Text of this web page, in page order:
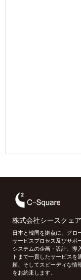
株式会社シースクェア
日本と韓国を拠点に、グロ
サービスプロセス及びサポ
システムの企画・設計、導
トまで一貫したサービスを
頼、そしてスピーディな情
をお約束します。